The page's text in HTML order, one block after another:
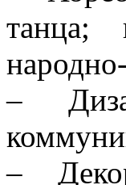
танца;
–
–